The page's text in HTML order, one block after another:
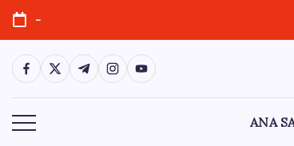
Skip
content
-
https://www.facebook.com/
https://twitter.com/
https://t.me/
https://www.instagram.com/
https://youtube.com/
ANA